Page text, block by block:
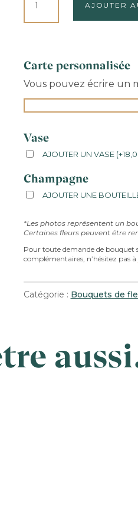
AJOUTER
Carte personnalisée
Vous pouvez écrire un
Vase
AJOUTER UN VASE (+
Champagne
AJOUTER UNE
*Les photos représentent un
Certaines fleurs peuvent être
Pour toute demande de
complémentaires, n’hésitez pas à
Catégorie : Bouquets de